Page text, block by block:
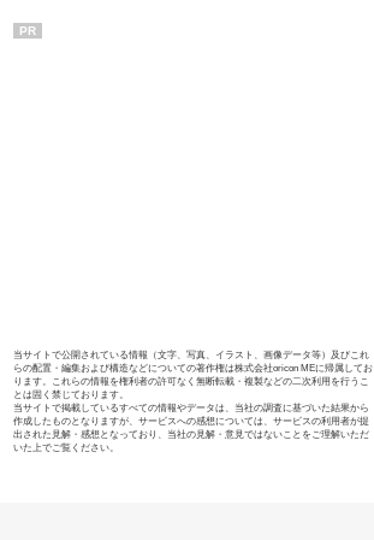
PR
当サイトで公開されている情報（文字、写真、イラスト、画像データ等）及びこれ
らの配置・編集および構造などについての著作権は株式会社oricon MEに帰属してお
ります。これらの情報を権利者の許可なく無断転載・複製などの二次利用を行うこ
とは固く禁じております。
当サイトで掲載しているすべての情報やデータは、当社の調査に基づいた結果から
作成したものとなりますが、サービスへの感想については、サービスの利用者が提
出された見解・感想となっており、当社の見解・意見ではないことをご理解いただ
いた上でご覧ください。